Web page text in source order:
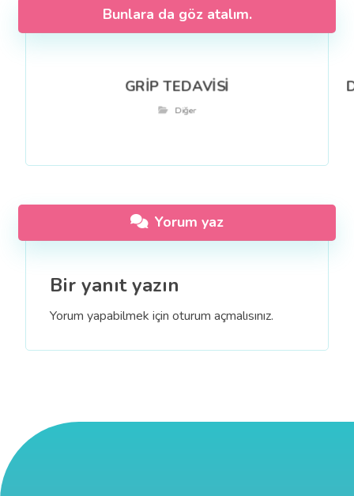
Bunlara da göz atalım.
GRİP TEDAVİSİ
Diğer
Yorum yaz
Bir yanıt yazın
Yorum yapabilmek içinoturum açmalısınız.